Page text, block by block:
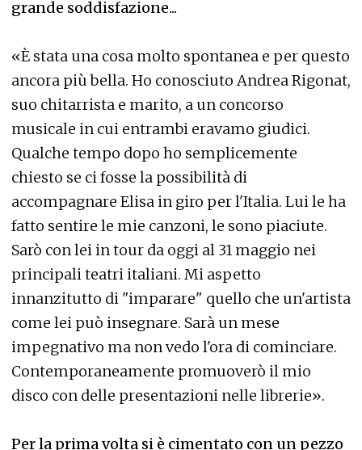
grande soddisfazione...
«È stata una cosa molto spontanea e per questo
ancora più bella. Ho conosciuto Andrea Rigonat,
suo chitarrista e marito, a un concorso
musicale in cui entrambi eravamo giudici.
Qualche tempo dopo ho semplicemente
chiesto se ci fosse la possibilità di
accompagnare Elisa in giro per l'Italia. Lui le ha
fatto sentire le mie canzoni, le sono piaciute.
Sarò con lei in tour da oggi al 31 maggio nei
principali teatri italiani. Mi aspetto
innanzitutto di "imparare" quello che un'artista
come lei può insegnare. Sarà un mese
impegnativo ma non vedo l'ora di cominciare.
Contemporaneamente promuoverò il mio
disco con delle presentazioni nelle librerie».
Per la prima volta si è cimentato con un pezzo